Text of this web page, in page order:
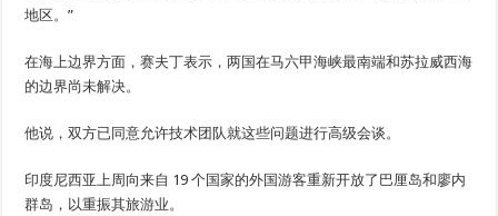
地区。”
在海上边界方面，赛夫丁表示，两国在马六甲海峡最南端和苏拉威西海
的边界尚未解决。
他说，双方已同意允许技术团队就这些问题进行高级会谈。
印度尼西亚上周向来自 19 个国家的外国游客重新开放了巴厘岛和廖内
群岛，以重振其旅游业。